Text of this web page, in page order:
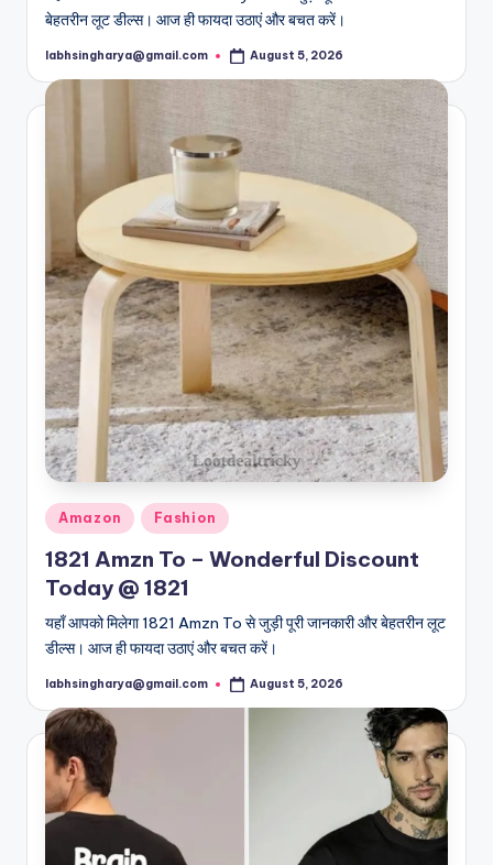
बेहतरीन लूट डील्स। आज ही फायदा उठाएं और बचत करें।
Posted
labhsingharya@gmail.com August 5, 2026
Posted
in
Amazon Fashion
1821 Amzn To – Wonderful Discount
Today @ 1821
यहाँ आपको मिलेगा 1821 Amzn To से जुड़ी पूरी जानकारी और बेहतरीन लूट
डील्स। आज ही फायदा उठाएं और बचत करें।
Posted
labhsingharya@gmail.com August 5, 2026